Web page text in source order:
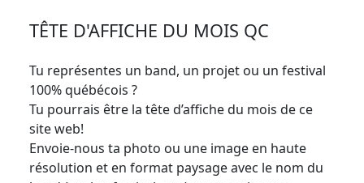
TÊTE D'AFFICHE DU MOIS QC
Tu représentes un band, un projet ou un festival
100% québécois ?
Tu pourrais être la tête d’affiche du mois de ce
site web!
Envoie-nous ta photo ou une image en haute
résolution et en format paysage avec le nom du